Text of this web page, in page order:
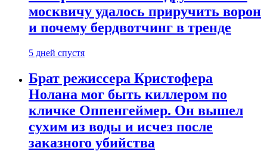
москвичу удалось приручить ворон
и почему бердвотчинг в тренде
5 дней спустя
Брат режиссера Кристофера
Нолана мог быть киллером по
кличке Оппенгеймер. Он вышел
сухим из воды и исчез после
заказного убийства